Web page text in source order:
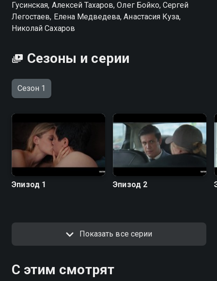
Гусинская, Алексей Тахаров, Олег Бойко, Сергей
Легостаев, Елена Медведева, Анастасия Куза,
Николай Сахаров
Сезоны и серии
Сезон 1
Эпизод 1 Эпизод 2
Показать все серии
С этим смотрят